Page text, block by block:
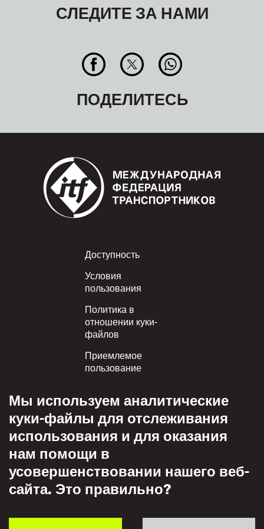
СЛЕДИТЕ ЗА НАМИ
ПОДЕЛИТЕСЬ
Footer
Доступность
Условия
пользования
Политика в
отношении куки-
файлов
Приемлемое
пользование
конфиденциальности
Политика взаимного
уважения
Мы используем аналитические
куки-файлы для отслеживания
использования и для оказания
нам помощи в
усовершенствовании нашего веб-
сайта. Это правильно?